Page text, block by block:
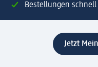
Bestellungen
Jetzt